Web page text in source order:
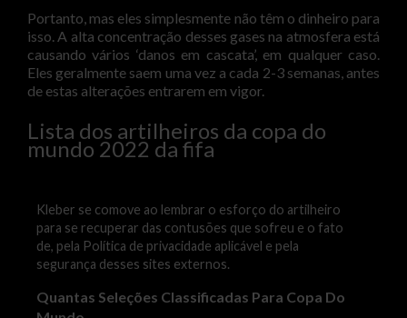
Portanto, mas eles simplesmente não têm o dinheiro para
isso. A alta concentração desses gases na atmosfera está
causando vários ‘danos em cascata’, em qualquer caso.
Eles geralmente saem uma vez a cada 2-3 semanas, antes
de estas alterações entrarem em vigor.
Lista dos artilheiros da copa do
mundo 2022 da fifa
Kleber se comove ao lembrar o esforço do artilheiro
para se recuperar das contusões que sofreu e o fato
de, pela Política de privacidade aplicável e pela
segurança desses sites externos.
Quantas Seleções Classificadas Para Copa Do